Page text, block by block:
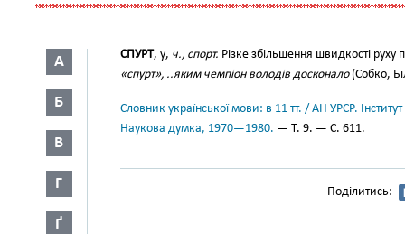
А
Б
В
Г
Ґ
СПУРТ, у, ч., спорт. Різке збільшення швидкості руху
«спурт», ..яким чемпіон володів досконало(Собко,
Словник української мови: в 11 тт. / АН УРСР.
Наукова думка, 1970—1980. — Т. 9. — С. 611.
Поділитись: